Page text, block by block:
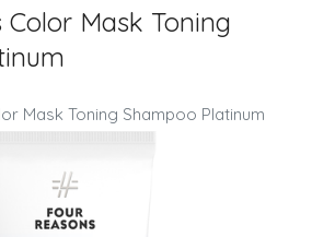
Color Mask Toning
Mask Toning Shampoo Platinum